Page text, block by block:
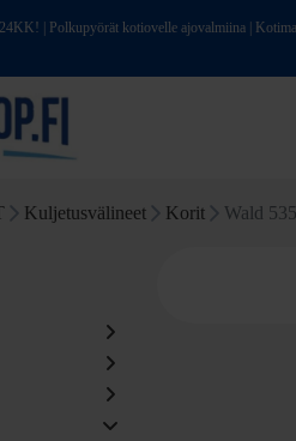
| Polkupyörät kotiovelle ajovalmiina |
Kuljetusvälineet Korit Wald